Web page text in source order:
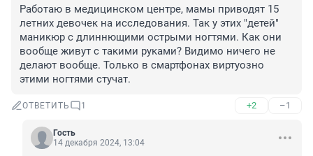
Работаю в медицинском центре, мамы приводят 15
летних девочек на исследования. Так у этих "детей"
маникюр с длиннющими острыми ногтями. Как они
вообще живут с такими руками? Видимо ничего не
делают вообще. Только в смартфонах виртуозно
этими ногтями стучат.
ОТВЕТИТЬ 1 +2 –1
Гость
14 декабря 2024, 13:04